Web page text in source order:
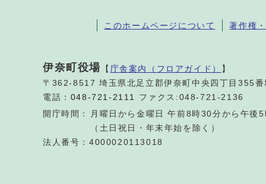
このホームページについて 著作権
伊奈町役場 【 庁舎案内（フロアガイド） 】
〒362-8517 埼玉県北足立郡伊奈町中央四丁目355番
電話： 048-721-2111
ファクス:048-721-2136
開庁時間：
月曜日から金曜日 午前8時30分から午後
（土日祝日・年末年始を除く）
法人番号：4000020113018